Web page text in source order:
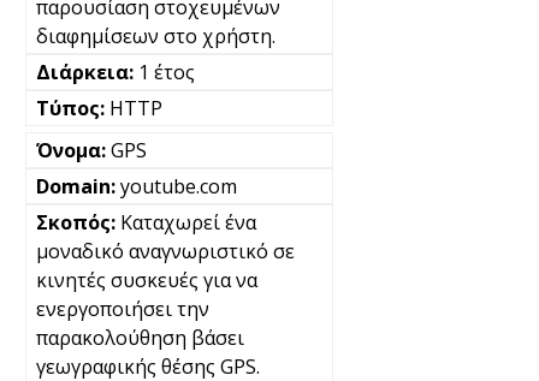
παρουσίαση στοχευμένων
διαφημίσεων στο χρήστη.
1 έτος
HTTP
GPS
youtube.com
Καταχωρεί ένα
μοναδικό αναγνωριστικό σε
κινητές συσκευές για να
ενεργοποιήσει την
παρακολούθηση βάσει
γεωγραφικής θέσης GPS.